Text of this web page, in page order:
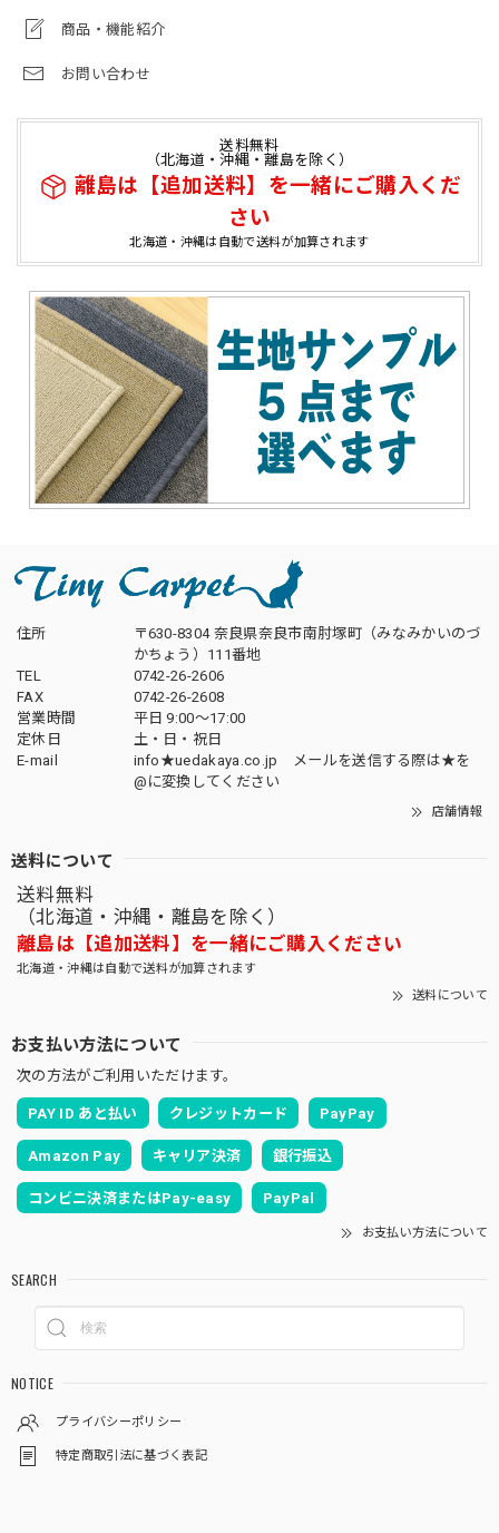
商品・機能紹介
お問い合わせ
送料無料
（北海道・沖縄・離島を除く）
離島は【追加送料】を一緒にご購入くだ
さい
北海道・沖縄は自動で送料が加算されます
住所
〒630-8304 奈良県奈良市南肘塚町（みなみかいのづ
かちょう）111番地
TEL
0742-26-2606
FAX
0742-26-2608
営業時間
平日 9:00～17:00
定休日
土・日・祝日
E-mail
info★uedakaya.co.jp メールを送信する際は★を
@に変換してください
店舗情報
送料について
送料無料
（北海道・沖縄・離島を除く）
離島は【追加送料】を一緒にご購入ください
北海道・沖縄は自動で送料が加算されます
送料について
お支払い方法について
次の方法がご利用いただけます。
PAY ID あと払い クレジットカード PayPay
Amazon Pay キャリア決済 銀行振込
コンビニ決済またはPay-easy PayPal
お支払い方法について
SEARCH
NOTICE
プライバシーポリシー
特定商取引法に基づく表記